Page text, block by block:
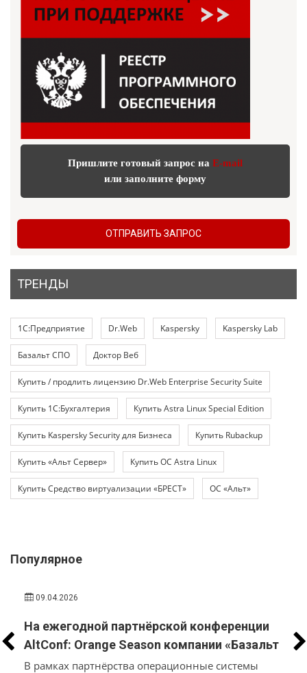
Пришлите готовый запрос на E-mail
или заполните форму
ОТПРАВИТЬ ЗАПРОС
ТРЕНДЫ
1С:Предприятие Dr.Web Kaspersky Kaspersky Lab
Базальт СПО Доктор Веб
Купить / продлить лицензию Dr.Web Enterprise Security Suite
Купить 1С:Бухгалтерия Купить Astra Linux Special Edition
Купить Kaspersky Security для Бизнеса Купить Rubackup
Купить «Альт Сервер» Купить ОС Astra Linux
Купить Средство виртуализации «БРЕСТ» ОС «Альт»
Популярное
09.04.2026
На ежегодной партнёрской конференции
AltConf: Orange Season компании «Базальт
СПО» и «Трамплин Электроникс» объявили
В рамках партнёрства операционные системы